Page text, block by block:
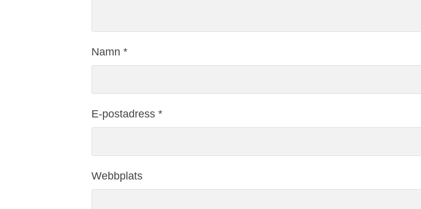
Namn *
E-postadress *
Webbplats